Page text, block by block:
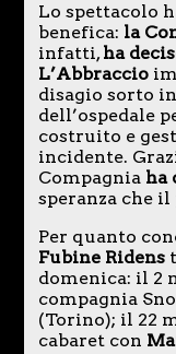
Lo spettacolo
benefica: la
infatti,ha
L’Abbraccio
disagio sorto
dell’ospedale
costruito e
incidente.
Compagnia ha
speranza che
Per quanto
Fubine Ridens
domenica: il 2
compagnia
(Torino); il 22
cabaret con